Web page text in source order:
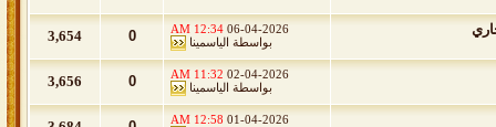
06-04-2026
12:34 AM
بواسطة الياسمينا 0
3,654
02-04-2026
11:32 AM
بواسطة الياسمينا 0
3,656
01-04-2026
12:58 AM